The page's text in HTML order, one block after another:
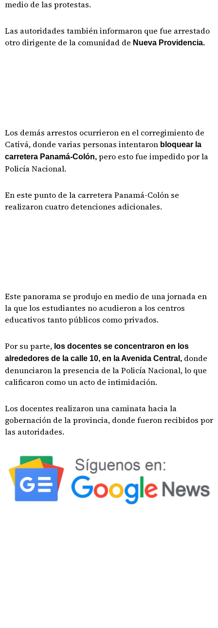
medio de las protestas.
Las autoridades también informaron que fue arrestado
otro dirigente de la comunidad de Nueva Providencia.
Los demás arrestos ocurrieron en el corregimiento de
Cativá, donde varias personas intentaron bloquear la
carretera Panamá-Colón, pero esto fue impedido por la
Policía Nacional.
En este punto de la carretera Panamá-Colón se
realizaron cuatro detenciones adicionales.
Este panorama se produjo en medio de una jornada en
la que los estudiantes no acudieron a los centros
educativos tanto públicos como privados.
Por su parte, los docentes se concentraron en los
alrededores de la calle 10, en la Avenida Central, donde
denunciaron la presencia de la Policía Nacional, lo que
calificaron como un acto de intimidación.
Los docentes realizaron una caminata hacia la
gobernación de la provincia, donde fueron recibidos por
las autoridades.